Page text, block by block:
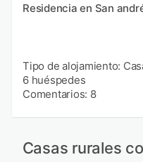
Residencia en San
Tipo de alojamiento:
6 huéspedes
Comentarios: 8
Casas rurales